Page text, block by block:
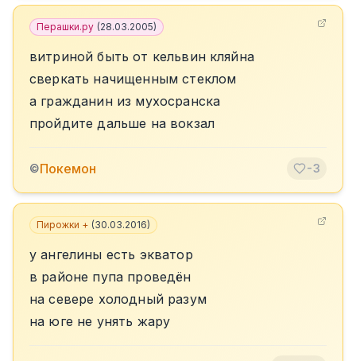
Перашки.ру (28.03.2005)
витриной быть от кельвин кляйна
сверкать начищенным стеклом
а гражданин из мухосранска
пройдите дальше на вокзал
©Покемон -3
Пирожки + (30.03.2016)
у ангелины есть экватор
в районе пупа проведён
на севере холодный разум
на юге не унять жару